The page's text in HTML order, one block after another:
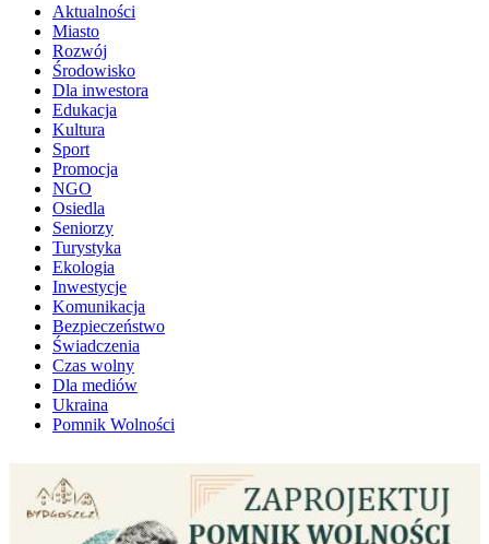
Aktualności
Miasto
Rozwój
Środowisko
Dla inwestora
Edukacja
Kultura
Sport
Promocja
NGO
Osiedla
Seniorzy
Turystyka
Ekologia
Inwestycje
Komunikacja
Bezpieczeństwo
Świadczenia
Czas wolny
Dla mediów
Ukraina
Pomnik Wolności